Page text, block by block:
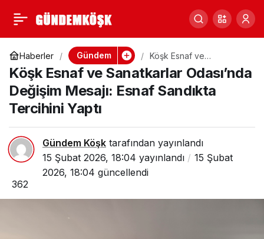
Haberler Gündem
Köşk Esnaf ve
Sanatkarlar Odası’nda
Değişim Mesajı: Esnaf
Sandıkta Tercihini Yaptı
Köşk Esnaf ve Sanatkarlar Odası’nda
Değişim Mesajı: Esnaf Sandıkta
Tercihini Yaptı
Gündem Köşk tarafından yayınlandı
15 Şubat 2026, 18:04 yayınlandı
15 Şubat
2026, 18:04 güncellendi
362
Köşk Esnaf Ve
Sanatkarlar Odasında
Seçim Heyecanı
0 Paylaş